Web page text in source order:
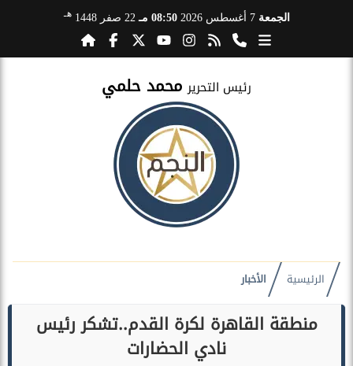
الجمعة 7 أغسطس 2026 08:50 مـ 22 صفر 1448 هـ
رئيس التحرير محمد حلمي
الرئيسية الأخبار
منطقة القاهرة لكرة القدم..تشكر رئيس
نادي الحضارات